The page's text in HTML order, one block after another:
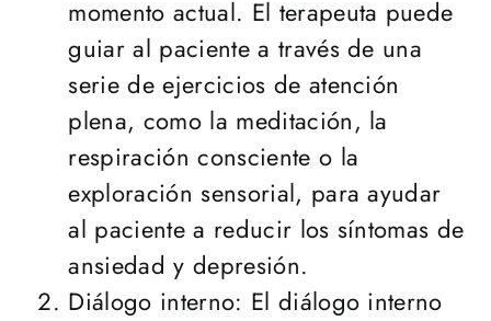
momento actual. El terapeuta puede
guiar al paciente a través de una
serie de ejercicios de atención
plena, como la meditación, la
respiración consciente o la
exploración sensorial, para ayudar
al paciente a reducir los síntomas de
ansiedad y depresión.
Diálogo interno: El diálogo interno